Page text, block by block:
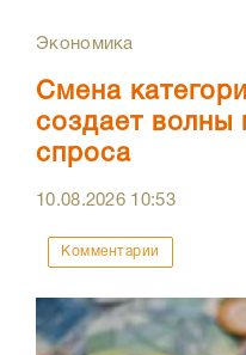
Экономика
Смена
создает волны
спроса
10.08.2026 10:53
Комментарии